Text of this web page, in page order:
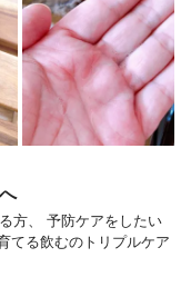
方、 予防ケアをしたい
飲むのトリプルケア